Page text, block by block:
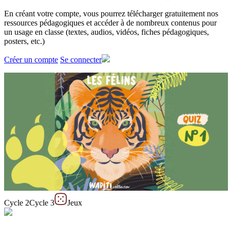
En créant votre compte, vous pourrez télécharger gratuitement nos
ressources pédagogiques et accéder à de nombreux contenus pour
un usage en classe (textes, audios, vidéos, fiches pédagogiques,
posters, etc.)
Créer un compte Se connecter
Cycle 2Cycle 3 Jeux